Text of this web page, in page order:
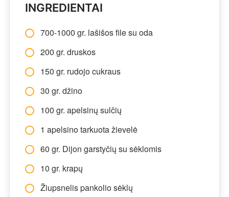
INGREDIENTAI
700-1000 gr. lašišos file su oda
200 gr. druskos
150 gr. rudojo cukraus
30 gr. džino
100 gr. apelsinų sulčių
1 apelsino tarkuota žievelė
60 gr. Dijon garstyčių su sėklomis
10 gr. krapų
Žiupsnelis pankolio sėklų